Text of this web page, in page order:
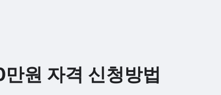
원 자격 신청방법